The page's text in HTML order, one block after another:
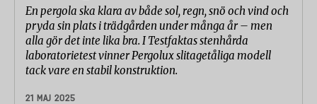
En pergola ska klara av både sol, regn, snö och vind och
pryda sin plats i trädgården under många år – men
alla gör det inte lika bra. I Testfaktas stenhårda
laboratorietest vinner Pergolux slitagetåliga modell
tack vare en stabil konstruktion.
21 MAJ 2025